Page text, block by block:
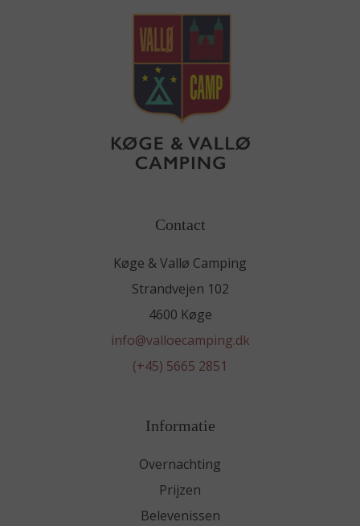
Contact
Køge & Vallø Camping
Strandvejen 102
4600 Køge
info@valloecamping.dk
(+45) 5665 2851
Informatie
Overnachting
Prijzen
Belevenissen